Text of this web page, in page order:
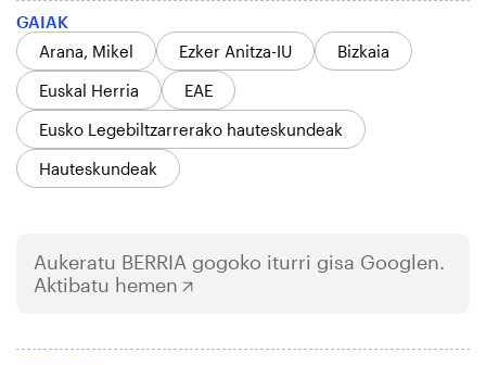
GAIAK
Arana, Mikel
Ezker Anitza-IU
Bizkaia
Euskal Herria
EAE
Eusko Legebiltzarrerako hauteskundeak
Hauteskundeak
Aukeratu BERRIA gogoko iturri gisa Googlen.
Aktibatu hemen